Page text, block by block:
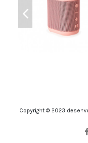
Copyright © 2023